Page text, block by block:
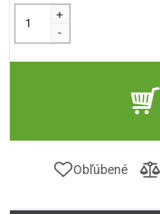
+
-
Obľúbené